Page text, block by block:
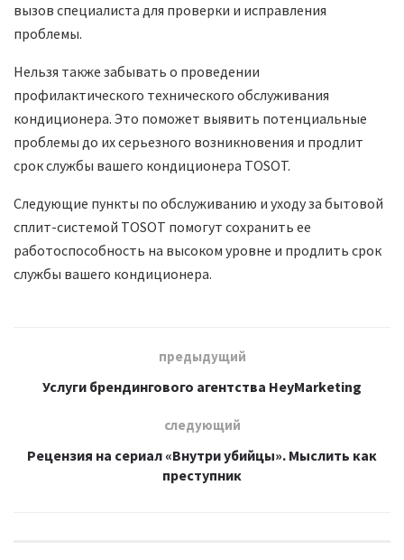
вызов специалиста для проверки и исправления
проблемы.
Нельзя также забывать о проведении
профилактического технического обслуживания
кондиционера. Это поможет выявить потенциальные
проблемы до их серьезного возникновения и продлит
срок службы вашего кондиционера TOSOT.
Следующие пункты по обслуживанию и уходу за бытовой
сплит-системой TOSOT помогут сохранить ее
работоспособность на высоком уровне и продлить срок
службы вашего кондиционера.
предыдущий
Услуги брендингового агентства HeyMarketing
следующий
Рецензия на сериал «Внутри убийцы». Мыслить как
преступник